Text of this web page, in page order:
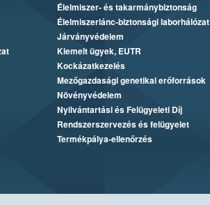
Élelmiszer- és takarmánybiztonság
Élelmiszerlánc-biztonsági laborhálózat
Járványvédelem
Kiemelt ügyek, EUTR
Kockázatkezelés
Mezőgazdasági genetikai erőforrások
Növényvédelem
Nyilvántartási és Felügyeleti Díj
Rendszerszervezés és felügyelet
Termékpálya-ellenőrzés